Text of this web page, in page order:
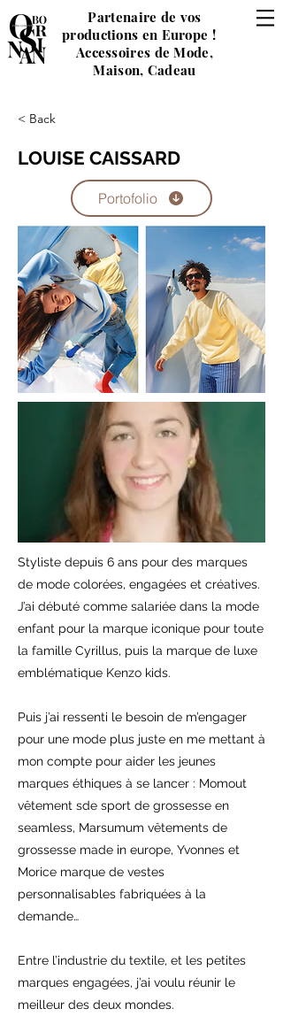
Partenaire de vos
productions en Europe !
Accessoires de Mode,
Maison, Cadeau
< Back
LOUISE CAISSARD
Portofolio
Styliste depuis 6 ans pour des marques
de mode colorées, engagées et créatives.
J’ai débuté comme salariée dans la mode
enfant pour la marque iconique pour toute
la famille Cyrillus, puis la marque de luxe
emblématique Kenzo kids.
Puis j’ai ressenti le besoin de m’engager
pour une mode plus juste en me mettant à
mon compte pour aider les jeunes
marques éthiques à se lancer : Momout
vêtement sde sport de grossesse en
seamless, Marsumum vêtements de
grossesse made in europe, Yvonnes et
Morice marque de vestes
personnalisables fabriquées à la
demande…
Entre l’industrie du textile, et les petites
marques engagées, j’ai voulu réunir le
meilleur des deux mondes.